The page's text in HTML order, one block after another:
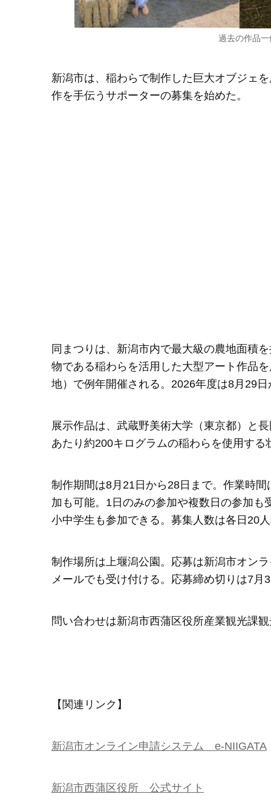
過去の作品
新潟市は、稲わらで制作した巨大オブジェ
作を手伝うサポーターの募集を始めた。
同まつりは、新潟市内で最大級の農地面積
物である稲わらを活用した大型アート作品
地）で例年開催される。2026年度は8月29
展示作品は、武蔵野美術大学（東京都）と
あたり約200キログラムの稲わらを使用する
制作期間は8月21日から28日まで。作業時
加も可能。1日のみの参加や複数日の参加
小中学生も参加できる。募集人数は各日20
制作場所は上堰潟公園。応募は新潟市オン
メールでも受け付ける。応募締め切りは7月
問い合わせは新潟市西蒲区役所産業観光課
【関連リンク】
新潟市オンライン申請システム e-NIIGATA
新潟市西蒲区役所 公式サイト